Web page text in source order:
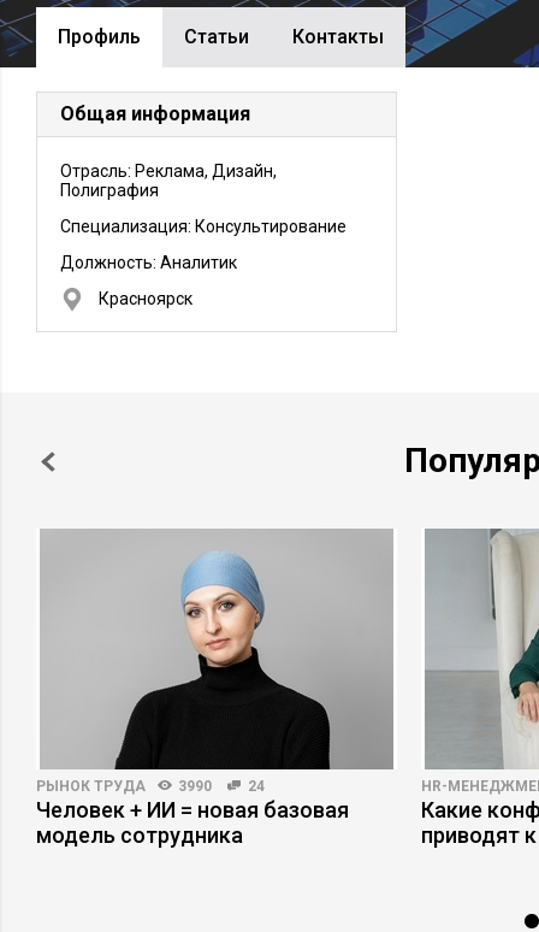
Профиль Cтатьи Контакты
Общая информация
Отрасль: Реклама, Дизайн,
Полиграфия
Специализация: Консультирование
Должность: Аналитик
Красноярск
РЫНОК ТРУДА 3990 24
Человек + ИИ = новая базовая
модель сотрудника
HR-
Какие
приводят